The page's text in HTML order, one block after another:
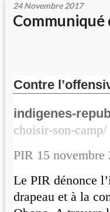
24 Novembre 2017
Communiqué
Contre
indigenes-
choisir-son-camp/
PIR 15 novembre
Le PIR dénonce
drapeau et à la